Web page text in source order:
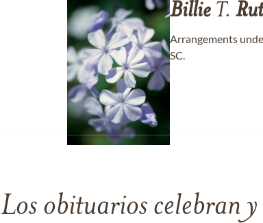
Billie T.
Arrangements
SC.
Los obituarios celebran